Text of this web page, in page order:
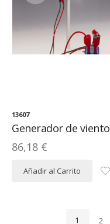
13607
Generador de viento
86,18 €
Añadir al Carrito
1 2